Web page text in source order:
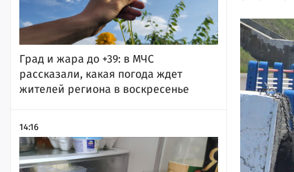
Град и жара до +39: в МЧС
рассказали, какая погода ждет
жителей региона в воскресенье
14:16